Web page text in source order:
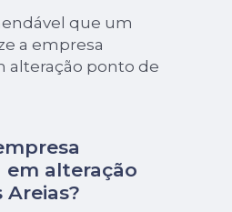
que um
a empresa
alteração ponto de
em alteração